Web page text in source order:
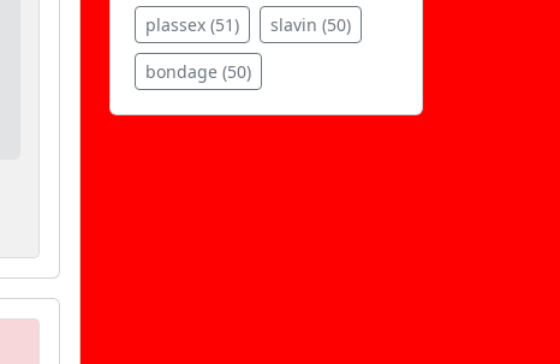
plassex (51) slavin (50)
bondage (50)